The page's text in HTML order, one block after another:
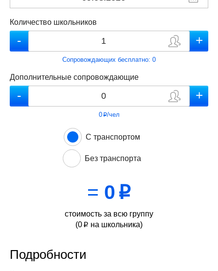
Количество школьников
Сопровождающих бесплатно: 0
Дополнительные сопровождающие
0p/чел
С транспортом
Без транспорта
= 0 p
стоимость за всю группу
(0 p на школьника)
Подробности